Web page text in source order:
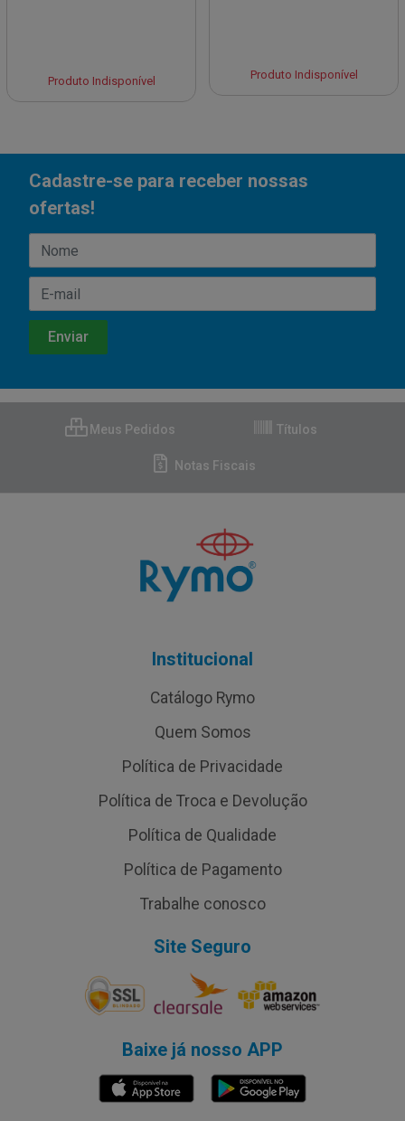
Produto Indisponível Produto Indisponível
Cadastre-se para receber nossas
ofertas!
Meus Pedidos Títulos
Notas Fiscais
Institucional
Catálogo Rymo
Quem Somos
Política de Privacidade
Política de Troca e Devolução
Política de Qualidade
Política de Pagamento
Trabalhe conosco
Site Seguro
Baixe já nosso APP